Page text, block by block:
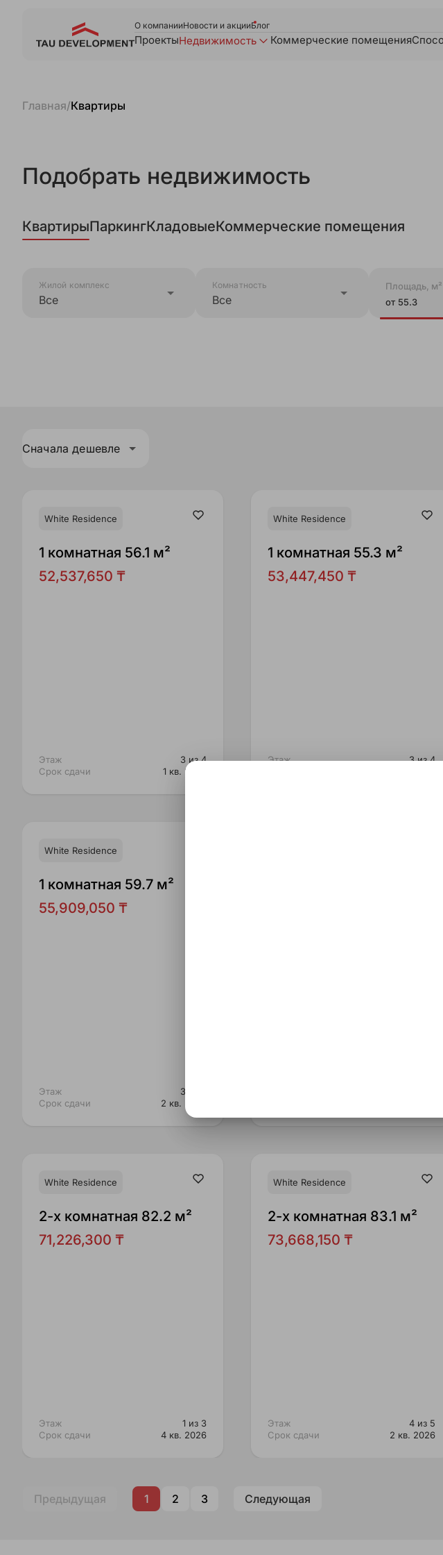
О компанииНовости и акцииБлог
ПроектыНедвижимость Коммерческие помещения
Главная/Квартиры
Подобрать недвижимость
КвартирыПаркингКладовыеКоммерческие помещения
Жилой комплекс
Все
Комнатность
Все
Площадь, м²
от
Сначала дешевле
White Residence
1 комнатная 56.1 м²
52,537,650 ₸
Этаж
3 из 4
Срок сдачи
1 кв. 2026
White Residence
1 комнатная 55.3 м²
53,447,450 ₸
Этаж
3 из 4
White Residence
1 комнатная 59.7 м²
55,909,050 ₸
Этаж
3 из 3
Срок сдачи
2 кв. 2026
White Residence
2-x комнатная 82.2 м²
71,226,300 ₸
Этаж
1 из 3
Срок сдачи
4 кв. 2026
White Residence
2-x комнатная 83.1 м²
73,668,150 ₸
Этаж
4 из 5
Срок сдачи
2 кв. 2026
Предыдущая 1 2 3 Следующая